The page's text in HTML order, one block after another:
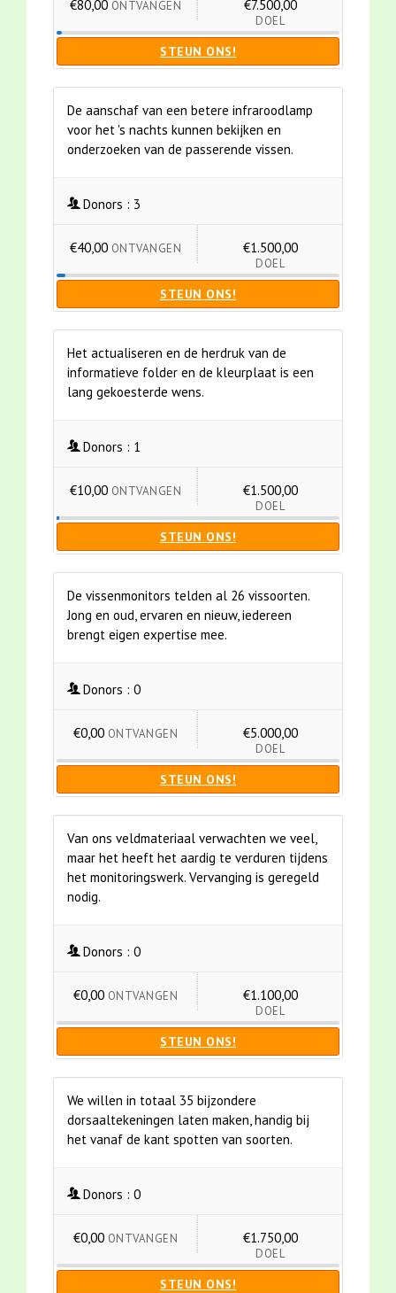
€80,00 ONTVANGEN €7.500,00
DOEL
STEUN ONS!
De aanschaf van een betere infraroodlamp
voor het 's nachts kunnen bekijken en
onderzoeken van de passerende vissen.
Donors : 3
€40,00 ONTVANGEN €1.500,00
DOEL
STEUN ONS!
Het actualiseren en de herdruk van de
informatieve folder en de kleurplaat is een
lang gekoesterde wens.
Donors : 1
€10,00 ONTVANGEN €1.500,00
DOEL
STEUN ONS!
De vissenmonitors telden al 26 vissoorten.
Jong en oud, ervaren en nieuw, iedereen
brengt eigen expertise mee.
Donors : 0
€0,00 ONTVANGEN €5.000,00
DOEL
STEUN ONS!
Van ons veldmateriaal verwachten we veel,
maar het heeft het aardig te verduren tijdens
het monitoringswerk. Vervanging is geregeld
nodig.
Donors : 0
€0,00 ONTVANGEN €1.100,00
DOEL
STEUN ONS!
We willen in totaal 35 bijzondere
dorsaaltekeningen laten maken, handig bij
het vanaf de kant spotten van soorten.
Donors : 0
€0,00 ONTVANGEN €1.750,00
DOEL
STEUN ONS!